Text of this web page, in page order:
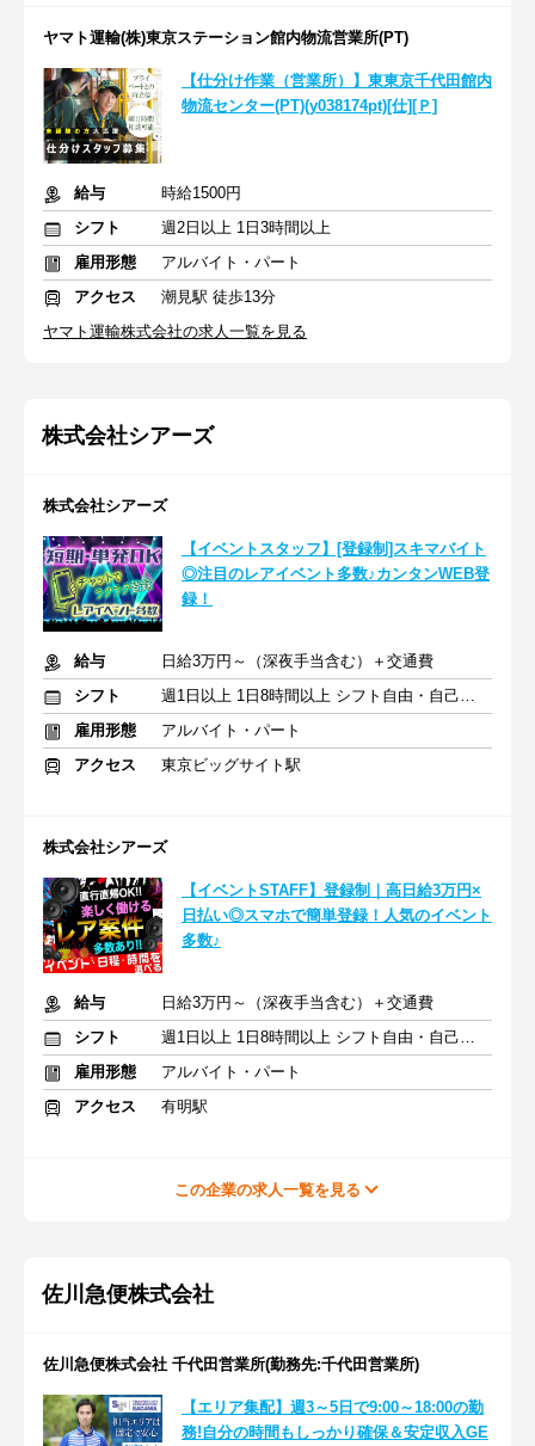
ヤマト運輸(株)東京ステーション館内物流営業所(PT)
【仕分け作業（営業所）】東東京千代田館内
物流センター(PT)(y038174pt)[仕][Ｐ]
給与
時給1500円
シフト
週2日以上 1日3時間以上
雇用形態
アルバイト・パート
アクセス
潮見駅 徒歩13分
ヤマト運輸株式会社の求人一覧を見る
株式会社シアーズ
株式会社シアーズ
【イベントスタッフ】[登録制]スキマバイト
◎注目のレアイベント多数♪カンタンWEB登
録！
給与
日給3万円～（深夜手当含む）＋交通費
シフト
週1日以上 1日8時間以上 シフト自由・自己申告
雇用形態
アルバイト・パート
アクセス
東京ビッグサイト駅
株式会社シアーズ
【イベントSTAFF】登録制｜高日給3万円×
日払い◎スマホで簡単登録！人気のイベント
多数♪
給与
日給3万円～（深夜手当含む）＋交通費
シフト
週1日以上 1日8時間以上 シフト自由・自己申告
雇用形態
アルバイト・パート
アクセス
有明駅
この企業の求人一覧を見る
佐川急便株式会社
佐川急便株式会社 千代田営業所(勤務先:千代田営業所)
【エリア集配】週3～5日で9:00～18:00の勤
務!自分の時間もしっかり確保＆安定収入GE